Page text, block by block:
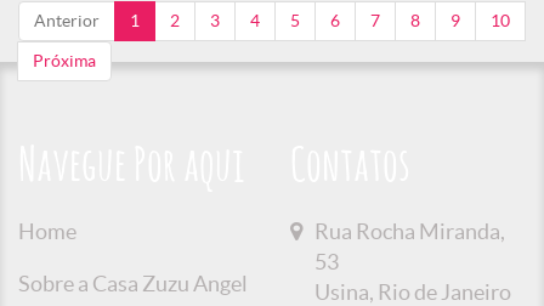
Anterior 1 2 3 4 5 6 7 8 9 10
Próxima
Home
Sobre a Casa Zuzu Angel
Rua Rocha Miranda,
53
Usina, Rio de Janeiro